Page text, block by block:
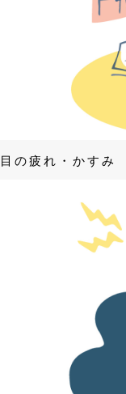
目の疲れ・かすみ